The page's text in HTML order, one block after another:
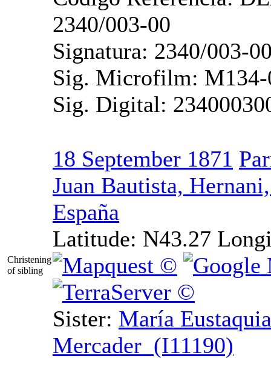
2340/003-00
Signatura: 2340/003-
Sig. Microfilm: M134-
Sig. Digital:
Christening
of sibling
18 September 1871
Juan Bautista,
España
Latitude: N43.27
Sister: María
Mercader (I11190)